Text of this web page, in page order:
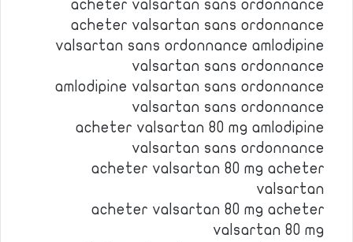
acheter valsartan sans ordonnance
acheter valsartan sans ordonnance
valsartan sans ordonnance amlodipine
valsartan sans ordonnance
amlodipine valsartan sans ordonnance
valsartan sans ordonnance
acheter valsartan 80 mg amlodipine
valsartan sans ordonnance
acheter valsartan 80 mg acheter
valsartan
acheter valsartan 80 mg acheter
valsartan 80 mg